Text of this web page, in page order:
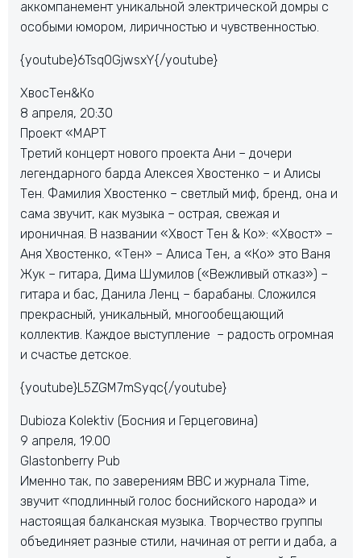
аккомпанемент уникальной электрической домры с
особыми юмором, лиричностью и чувственностью.
{youtube}6Tsq0GjwsxY{/youtube}
ХвосТен&Ко
8 апреля, 20:30
Проект «МАРТ
Третий концерт нового проекта Ани – дочери
легендарного барда Алексея Хвостенко – и Алисы
Тен. Фамилия Хвостенко – светлый миф, бренд, она и
сама звучит, как музыка – острая, свежая и
ироничная. В названии «Хвост Тен & Ко»: «Хвост» –
Аня Хвостенко, «Тен» – Алиса Тен, а «Ко» это Ваня
Жук – гитара, Дима Шумилов («Вежливый отказ») –
гитара и бас, Данила Ленц – барабаны. Сложился
прекрасный, уникальный, многообещающий
коллектив. Каждое выступление – радость огромная
и счастье детское.
{youtube}L5ZGM7mSyqc{/youtube}
Dubioza Kolektiv (Босния и Герцеговина)
9 апреля, 19.00
Glastonberry Pub
Именно так, по заверениям BBC и журнала Time,
звучит «подлинный голос боснийского народа» и
настоящая балканская музыка. Творчество группы
объединяет разные стили, начиная от регги и даба, а